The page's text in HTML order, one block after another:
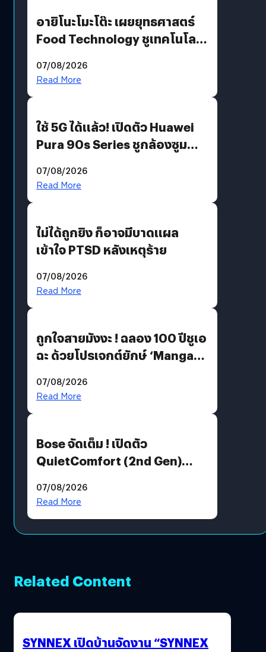
อายิโนะโมะโต๊ะ เผยยุทธศาสตร์
Food Technology ชูเทคโนโลยี
บริโภคและ B2B
07/08/2026
Read More
ใช้ 5G ได้แล้ว! เปิดตัว Huawei
Pura 90s Series ชูกล้องซูม
07/08/2026
Read More
ไม่ได้ถูกยิง ก็อาจมีบาดแผล
เข้าใจ PTSD หลังเหตุร้าย
07/08/2026
Read More
ถูกใจสายมังงะ ! ฉลอง 100 ปีชูเอ
ฉะ ด้วยโปรเจกต์ยักษ์ ‘Manga
มีภาษาไทยด้วย
07/08/2026
Read More
Bose จัดเต็ม ! เปิดตัว
QuietComfort (2nd Gen)
07/08/2026
Read More
Related Content
SYNNEX เปิดบ้านจัดงาน “SYNNEX